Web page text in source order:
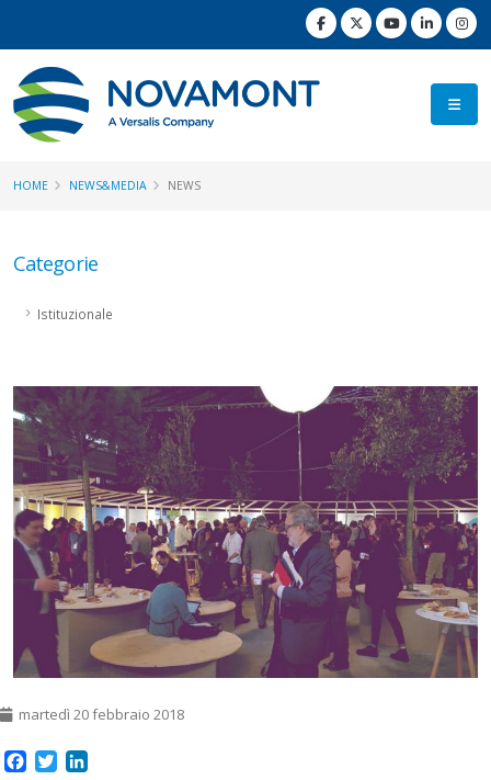
HOME NEWS&MEDIA NEWS
Categorie
Istituzionale
martedì 20 febbraio 2018
Facebook
Twitter